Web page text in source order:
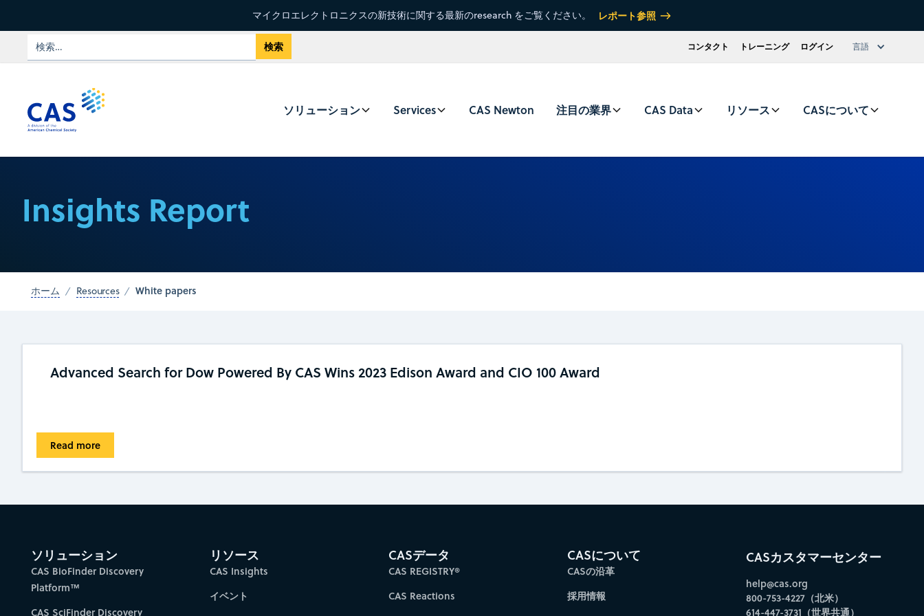
マイクロエレクトロニクスの新技術に関する最新のresearch をご覧ください。 レポート参照
コンタクト トレーニング ログイン 言語
ソリューション Services CAS Newton 注目の業界 CAS Data リソース CASについて
Insights Report
ホーム Resources White papers
Advanced Search for Dow Powered By CAS Wins 2023 Edison Award and CIO 100 Award
Read more
ソリューション
CAS BioFinder Discovery
Platform™
CAS SciFinder Discovery
リソース
CAS Insights
イベント
CASデータ
CAS REGISTRY®
CAS Reactions
CASについて
CASの沿革
採用情報
CASカスタマーセンター
help@cas.org
800-753-4227（北米）
614-447-3731（世界共通）